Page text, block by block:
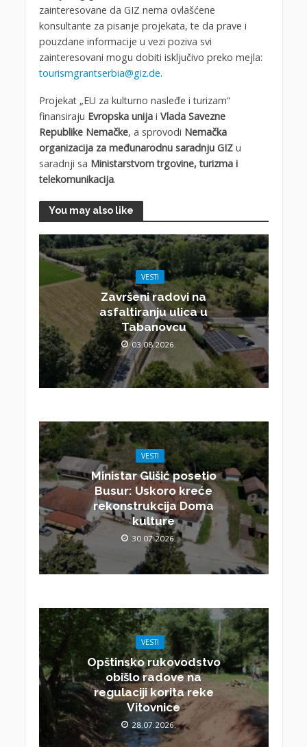
zainteresovane da GIZ nema ovlašćene
konsultante za pisanje projekata, te da prave i
pouzdane informacije u vezi poziva svi
zainteresovani mogu dobiti isključivo preko mejla:
tourismgrantserbia@giz.de.
Projekat „EU za kulturno nasleđe i turizam“
finansiraju Evropska unijai Vlada Savezne
Republike Nemačke, a sprovodi Nemačka
organizacija za međunarodnu saradnju GIZu
saradnji sa Ministarstvom trgovine, turizma i
telekomunikacija.
You may also like
VESTI
Završeni radovi na
asfaltiranju ulica u
Tabanovcu
03.08.2026.
VESTI
Ministar Glišić posetio
Busur: Uskoro kreće
rekonstrukcija Doma
kulture
30.07.2026.
VESTI
Opštinsko rukovodstvo
obišlo radove na
regulaciji korita reke
Vitovnice
28.07.2026.